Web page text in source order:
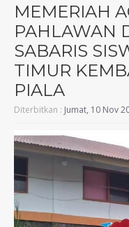
MEMERIAH
PAHLAWAN
SABARIS
TIMUR
PIALA
Diterbitkan : Jumat, 10 Nov